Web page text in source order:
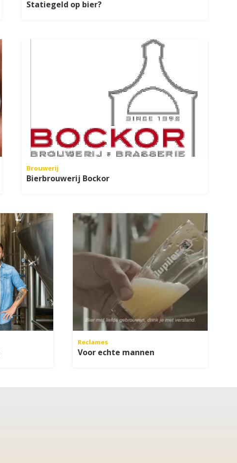
Statiegeld op bier?
Brouwerij
Bierbrouwerij Bockor
Reclames
Voor echte mannen